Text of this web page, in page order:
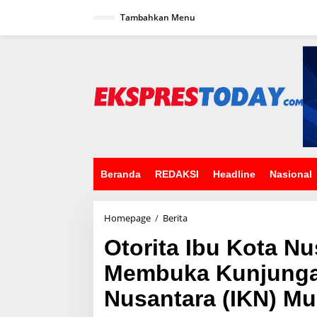
Tambahkan Menu
Beranda REDAKSI Headline Nasional
Homepage / Berita
o
r
t
a
I
Otorita Ibu Kota
Membuka
Nusantara (IKN)